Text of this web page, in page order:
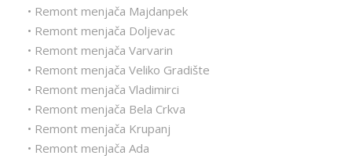
• Remont menjača Majdanpek
• Remont menjača Doljevac
• Remont menjača Varvarin
• Remont menjača Veliko Gradište
• Remont menjača Vladimirci
• Remont menjača Bela Crkva
• Remont menjača Krupanj
• Remont menjača Ada